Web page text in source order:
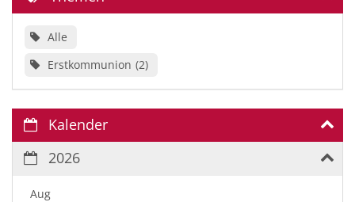
Alle
Erstkommunion 2
Kalender
2026
Aug